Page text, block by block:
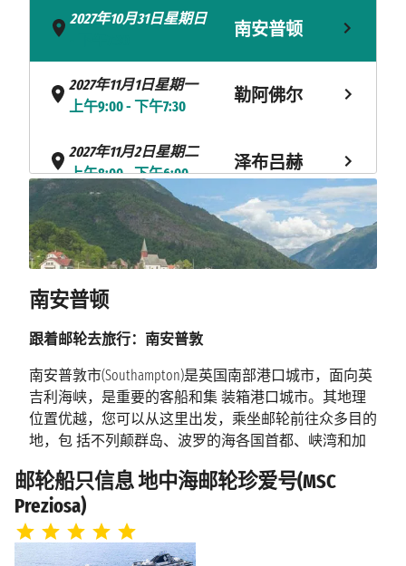
2027年10月31日星期日
南安普顿
2027年11月1日星期一
上午9:00 - 下午7:30
勒阿佛尔
2027年11月2日星期二
上午8:00 - 下午6:00
泽布吕赫
2027年11月3日星期三
上午8:00 - 下午7:00
鹿特丹
上午7:00 - 下午8:00
2027年11月6日星期六 海上巡航
2027年11月7日星期日
上午7:00
南安普顿
南安普顿
跟着邮轮去旅行：南安普敦
南安普敦市(Southampton)是英国南部港口城市，面向英
吉利海峡，是重要的客船和集 装箱港口城市。其地理
位置优越，您可以从这里出发，乘坐邮轮前往众多目的
地，包 括不列颠群岛、波罗的海各国首都、峡湾和加
南安普敦旅行指南 ：目的地和体验
在从南安普敦出发的邮轮上，必去的目的地包括都都铎
之家及花园(Tudor House and Garden) ，这是一处古迹同
邮轮船只信息 地中海邮轮珍爱号(MSC
Preziosa)